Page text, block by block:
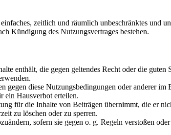
zeitlich und räumlich unbeschränktes und
Kündigung des Nutzungsvertrages bestehen.
enthält, die gegen geltendes Recht oder die
gegen diese Nutzungsbedingungen oder anderer
ein Hausverbot erteilen.
für die Inhalte von Beiträgen übernimmt, die er
zu löschen oder zu sperren.
sofern sie gegen o. g. Regeln verstoßen